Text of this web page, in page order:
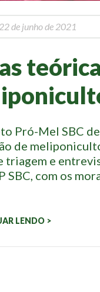
de junho de 2021
Pró-Mel SBC
de
triagem e
SBC, com os
LENDO >